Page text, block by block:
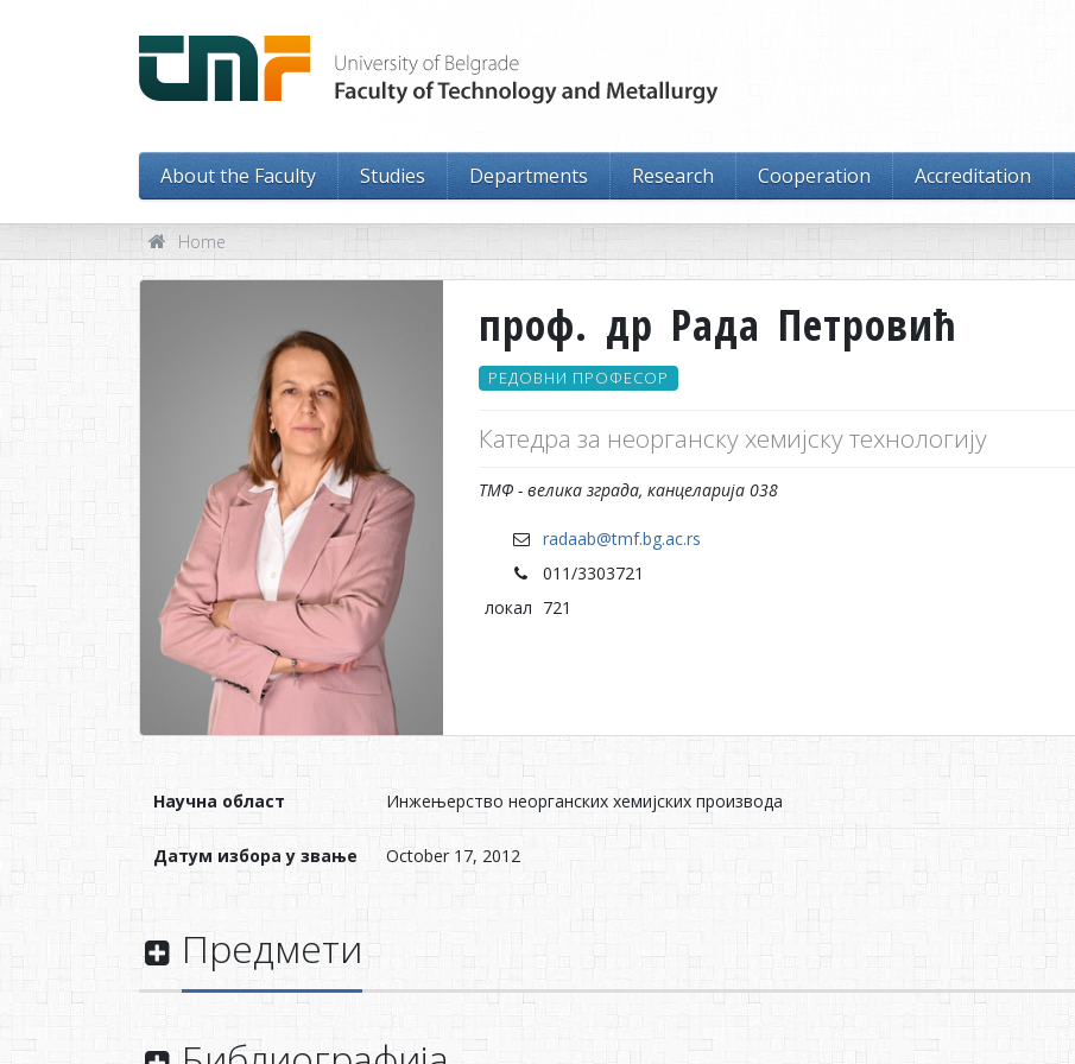
About the Faculty Studies Departments Research Cooperation Accreditation
Home
проф. др Рада Петровић
РЕДОВНИ ПРОФЕСОР
Катедра за неорганску хемијску технологију
ТМФ - велика зграда, канцеларија 038
radaab@tmf.bg.ac.rs
011/3303721
локал 721
Научна област Инжењерство неорганских хемијских производа
Датум избора у звање October 17, 2012
Предмети